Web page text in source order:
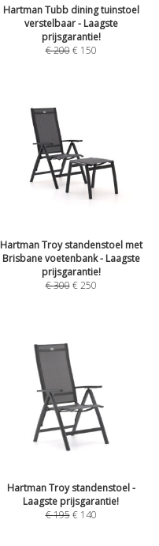
Hartman Tubb dining tuinstoel
verstelbaar - Laagste
prijsgarantie!
€200 € 150
Hartman Troy standenstoel met
Brisbane voetenbank - Laagste
prijsgarantie!
€300 €250
Hartman Troy standenstoel -
Laagste prijsgarantie!
€195 € 140